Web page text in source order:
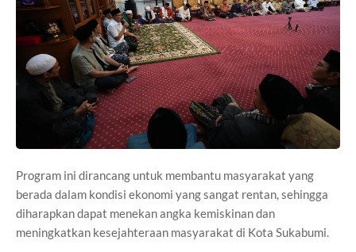
Program ini dirancang untuk membantu masyarakat yang
berada dalam kondisi ekonomi yang sangat rentan, sehingga
diharapkan dapat menekan angka kemiskinan dan
meningkatkan kesejahteraan masyarakat di Kota Sukabumi.